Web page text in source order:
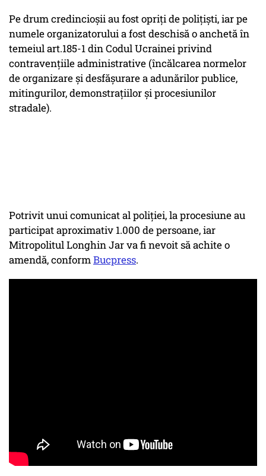
Pe drum credincioșii au fost opriți de polițiști, iar pe
numele organizatorului a fost deschisă o anchetă în
temeiul art.185-1 din Codul Ucrainei privind
contravențiile administrative (încălcarea normelor
de organizare și desfășurare a adunărilor publice,
mitingurilor, demonstrațiilor și procesiunilor
stradale).
Potrivit unui comunicat al poliției, la procesiune au
participat aproximativ 1.000 de persoane, iar
Mitropolitul Longhin Jar va fi nevoit să achite o
amendă, conformBucpress.